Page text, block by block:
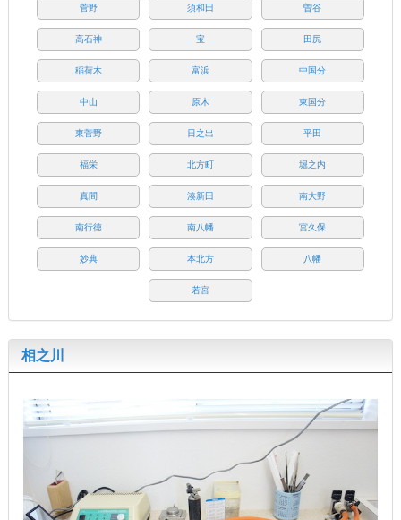
菅野 須和田 曽谷
高石神 宝 田尻
稲荷木 富浜 中国分
中山 原木 東国分
東菅野 日之出 平田
福栄 北方町 堀之内
真間 湊新田 南大野
南行徳 南八幡 宮久保
妙典 本北方 八幡
若宮
相之川